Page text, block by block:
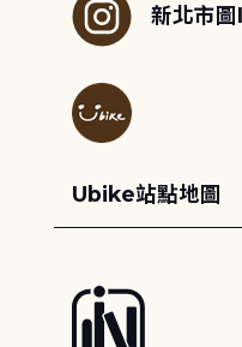
新北市圖
Ubike站點地圖